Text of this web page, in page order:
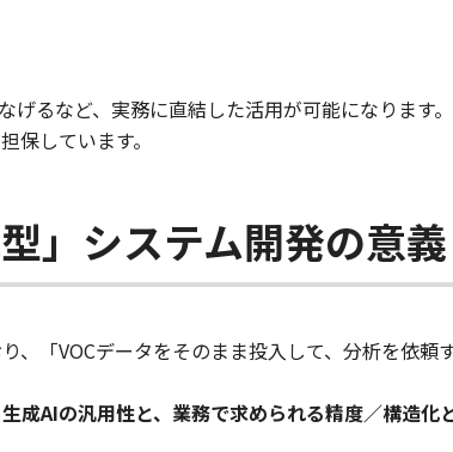
るなど、実務に直結した活用が可能になります
保しています。
」システム開発の意義
「VOCデータをそのまま投入して、分析を依頼
成AIの汎用性と、業務で求められる精度／構造化